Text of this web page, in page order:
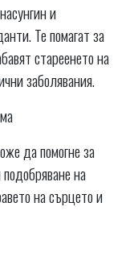
и
Те помагат за
стареенето на
заболявания.
да помогне за
на
на сърцето и